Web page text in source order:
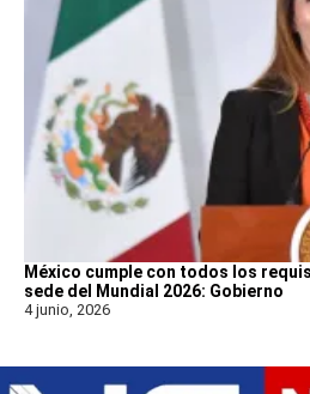
México cumple con todos los
sede del Mundial 2026: Gobierno
4 junio, 2026